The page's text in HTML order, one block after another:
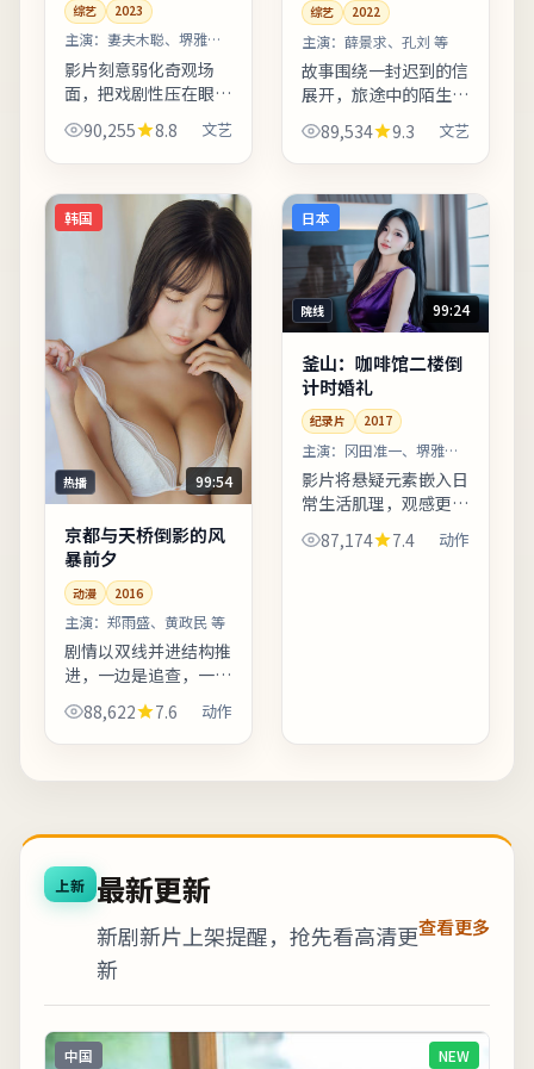
综艺 2023
主演： 妻夫木聪、堺雅人
等
影片刻意弱化奇观场
面，把戏剧性压在眼神
与停顿之间。叙事视角
在不同章节切换，观众
系可在二刷时解锁更多
前后呼...
90,255 8.8 文艺
综艺 2022
主演： 薛景求、孔刘 等
故事围绕一封迟到的信
展开，旅途中的陌生人
逐一走入主线。叙事视
角在不同章节切换，观
迷路。适合喜欢细腻叙
事与现实质感的观众；
若追...
89,534 9.3 文艺
韩国
热播 99:54
京都与天桥倒影的风
暴前夕
动漫 2016
主演： 郑雨盛、黄政民 等
剧情以双线并进结构推
进，一边是追查，一边
是救赎，最终在暴雨夜
汇合。片中地名与季节
88,622 7.6 动作
日本
院线 99:24
釜山：咖啡馆二楼倒
计时婚礼
纪录片 2017
主演： 冈田准一、堺雅人
等
影片将悬疑元素嵌入日
常生活肌理，观感更接
近「都市寓言」。人物
行走路线经过精心设
87,174 7.4 动作
上新 最新更新
新剧新片上架提醒，抢先看高清更
新
查看更多
中国 NEW